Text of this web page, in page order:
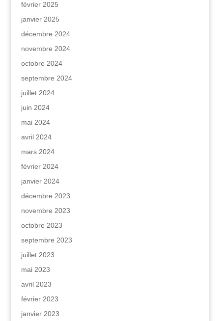
février 2025
janvier 2025
décembre 2024
novembre 2024
octobre 2024
septembre 2024
juillet 2024
juin 2024
mai 2024
avril 2024
mars 2024
février 2024
janvier 2024
décembre 2023
novembre 2023
octobre 2023
septembre 2023
juillet 2023
mai 2023
avril 2023
février 2023
janvier 2023